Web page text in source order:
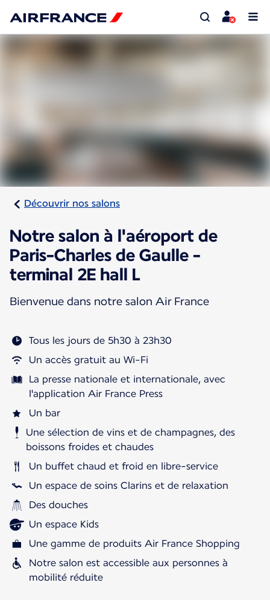
Découvrir nos salons
Notre salon à l'aéroport de
Paris-Charles de Gaulle -
terminal 2E hall L
Bienvenue dans notre salon Air France
Tous les jours de 5h30 à 23h30
Un accès gratuit au Wi-Fi
La presse nationale et internationale, avec
l'application Air France Press
Un bar
Une sélection de vins et de champagnes, des
boissons froides et chaudes
Un buffet chaud et froid en libre-service
Un espace de soins Clarins et de relaxation
Des douches
Un espace Kids
Une gamme de produits Air France Shopping
Notre salon est accessible aux personnes à
mobilité réduite